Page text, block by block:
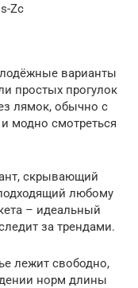
Zc
варианты
простых прогулок
лямок, обычно с
модно смотреться
скрывающий
любому
– идеальный
за трендами.
лежит свободно,
норм длины